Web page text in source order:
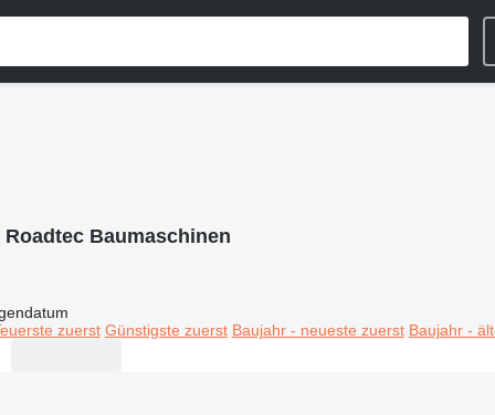
Roadtec Baumaschinen
zuerst Günstigste zuerst Baujahr - neueste zuerst Baujahr -